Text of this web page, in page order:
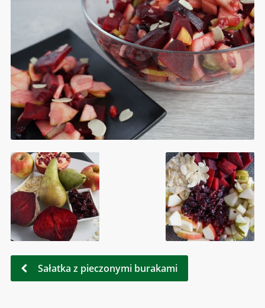
Sałatka z pieczonymi burakami